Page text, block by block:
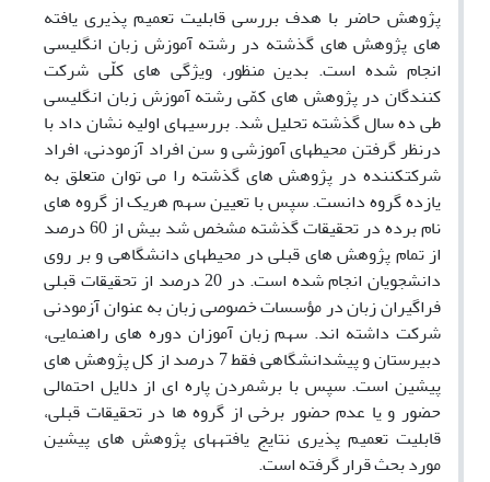
پژوهش حاضر با هدف بررسی قابلیت تعمیم پذیری یافته
های پژوهش های گذشته در رشته آموزش زبان انگلیسی
انجام شده است. بدین منظور، ویژگی های کلّی شرکت
کنندگان در پژوهش های کمّی رشته آموزش زبان انگلیسی
طی ده سال گذشته تحلیل شد. بررسی­های اولیه نشان داد با
درنظر گرفتن محیط­های آموزشی و سن افراد آزمودنی، افراد
شرکت­کننده در پژوهش های گذشته را می توان متعلق به
یازده گروه دانست. سپس با تعیین سهم هریک از گروه های
نام برده در تحقیقات گذشته مشخص شد بیش از 60 درصد
از تمام پژوهش های قبلی در محیط­های دانشگاهی و بر روی
دانشجویان انجام شده است. در 20 درصد از تحقیقات قبلی
فراگیران زبان در مؤسسات خصوصی زبان به عنوان آزمودنی
شرکت داشته اند. سهم زبان آموزان دوره های راهنمایی،
دبیرستان و پیش­دانشگاهی فقط 7 درصد از کل پژوهش های
پیشین است. سپس با برشمردن پاره ای از دلایل احتمالی
حضور و یا عدم حضور برخی از گروه ها در تحقیقات قبلی،
قابلیت تعمیم پذیری نتایج یافته­های پژوهش های پیشین
مورد بحث قرار گرفته است.